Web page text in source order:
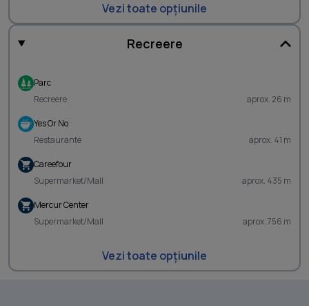
Vezi toate opțiunile
Recreere
Parc
Recreere
aprox. 26 m
Yes Or No
Restaurante
aprox. 41 m
Careefour
Supermarket/Mall
aprox. 435 m
Mercur Center
Supermarket/Mall
aprox. 756 m
Vezi toate opțiunile